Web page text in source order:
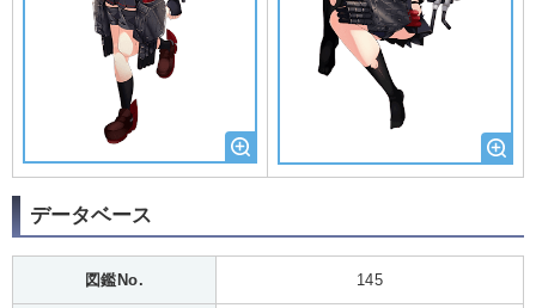
データベース
図鑑No. 145